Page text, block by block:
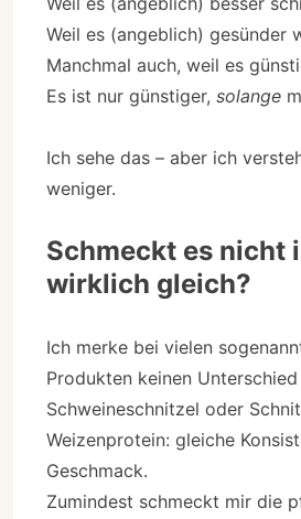
Weil es (angeblich) gesünder
Manchmal auch, weil es
Es ist nur günstiger, solange
Ich sehe das – aber ich
weniger.
Schmeckt es nicht
wirklich gleich?
Ich merke bei vielen
Produkten keinen Unterschied
Schweineschnitzel oder
Weizenprotein: gleiche
Geschmack.
Zumindest schmeckt mir die